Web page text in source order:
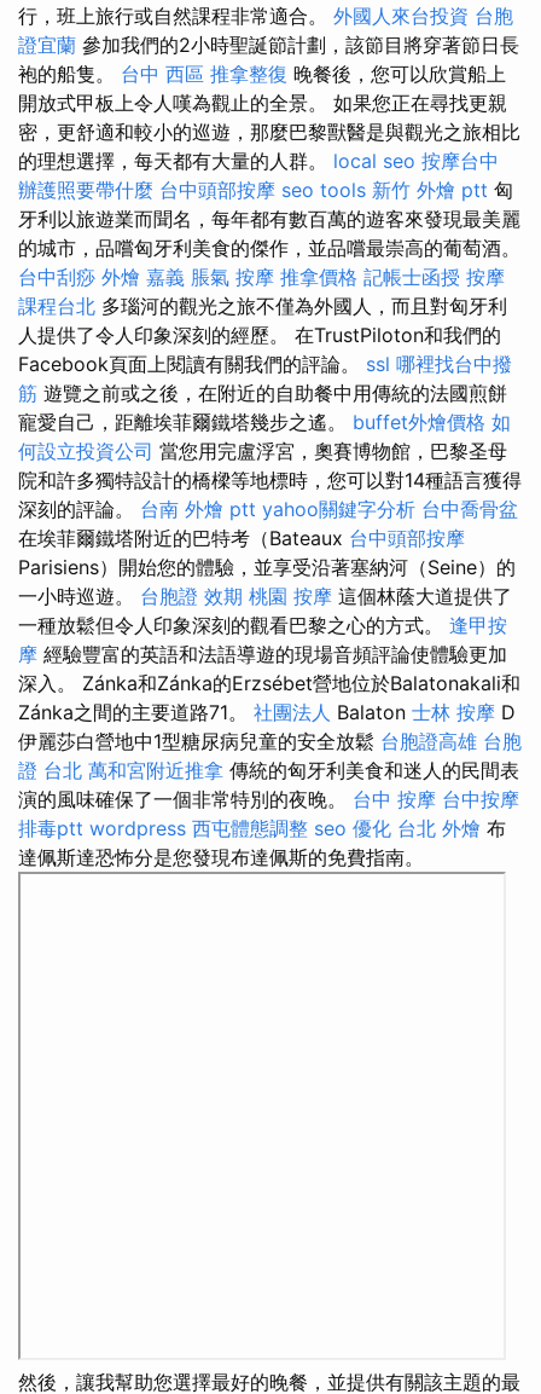
行，班上旅行或自然課程非常適合。 外國人來台投資 台胞
證宜蘭 參加我們的2小時聖誕節計劃，該節目將穿著節日長
袍的船隻。 台中 西區 推拿整復 晚餐後，您可以欣賞船上
開放式甲板上令人嘆為觀止的全景。 如果您正在尋找更親
密，更舒適和較小的巡遊，那麼巴黎獸醫是與觀光之旅相比
的理想選擇，每天都有大量的人群。 local seo 按摩台中
辦護照要帶什麼 台中頭部按摩 seo tools 新竹 外燴 ptt 匈
牙利以旅遊業而聞名，每年都有數百萬的遊客來發現最美麗
的城市，品嚐匈牙利美食的傑作，並品嚐最崇高的葡萄酒。
台中刮痧 外燴 嘉義 脹氣 按摩 推拿價格 記帳士函授 按摩
課程台北 多瑙河的觀光之旅不僅為外國​​人，而且對匈牙利
人提供了令人印象深刻的經歷。 在TrustPiloton和我們的
Facebook頁面上閱讀有關我們的評論。 ssl 哪裡找台中撥
筋 遊覽之前或之後，在附近的自助餐中用傳統的法國煎餅
寵愛自己，距離埃菲爾鐵塔幾步​​之遙。 buffet外燴價格 如
何設立投資公司 當您用完盧浮宮，奧賽博物館，巴黎圣母
院和許多獨特設計的橋樑等地標時，您可以對14種語言獲得
深刻的評論。 台南 外燴 ptt yahoo關鍵字分析 台中喬骨盆
在埃菲爾鐵塔附近的巴特考（Bateaux 台中頭部按摩
Parisiens）開始您的體驗，並享受沿著塞納河（Seine）的
一小時巡遊。 台胞證 效期 桃園 按摩 這個林蔭大道提供了
一種放鬆但令人印象深刻的觀看巴黎之心的方式。 逢甲按
摩 經驗豐富的英語和法語導遊的現場音頻評論使體驗更加
深入。 Zánka和Zánka的Erzsébet營地位於Balatonakali和
Zánka之間的主要道路71。 社團法人 Balaton 士林 按摩 D
伊麗莎白營地中1型糖尿病兒童的安全放鬆 台胞證高雄 台胞
證 台北 萬和宮附近推拿 傳統的匈牙利美食和迷人的民間表
演的風味確保了一個非常特別的夜晚。 台中 按摩 台中按摩
排毒ptt wordpress 西屯體態調整 seo 優化 台北 外燴 布
達佩斯達恐怖分是您發現布達佩斯的免費指南。
然後，讓我幫助您選擇最好的晚餐，並提供有關該主題的最